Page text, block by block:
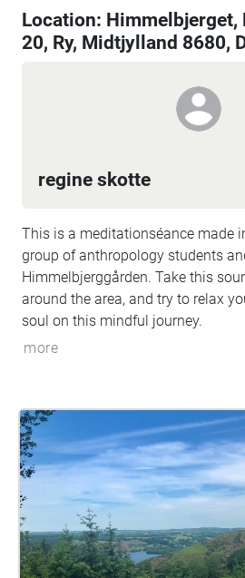
Location: Himmelbjerget,
20, Ry, Midtjylland 8680,
regine skotte
This is a meditationséance made
group of anthropology students
Himmelbjerggården. Take this
around the area, and try to relax
soul on this mindful journey.
more